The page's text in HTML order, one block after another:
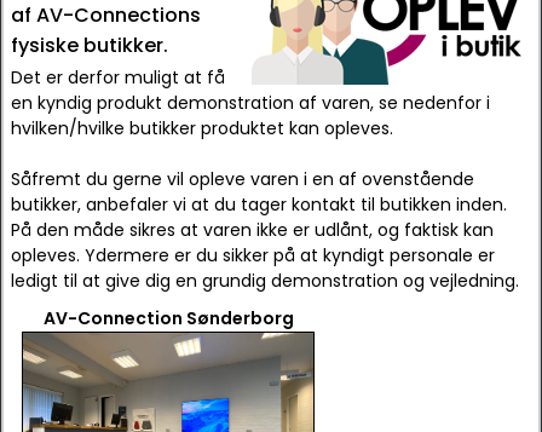
af AV-Connections
fysiske butikker.
Det er derfor muligt at få
en kyndig produkt demonstration af varen, se nedenfor i
hvilken/hvilke butikker produktet kan opleves.
Såfremt du gerne vil opleve varen i en af ovenstående
butikker, anbefaler vi at du tager kontakt til butikken inden.
På den måde sikres at varen ikke er udlånt, og faktisk kan
opleves. Ydermere er du sikker på at kyndigt personale er
ledigt til at give dig en grundig demonstration og vejledning.
AV-Connection Sønderborg